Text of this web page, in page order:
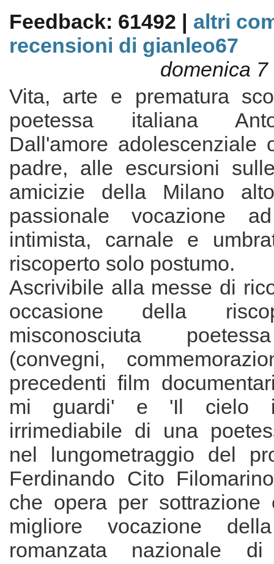
Feedback: 61492 | altri
recensioni di gianleo67
domenica
Vita, arte e prematura
poetessa italiana
Dall'amore adolescenziale
padre, alle escursioni
amicizie della Milano
passionale vocazione
intimista, carnale e
riscoperto solo postumo.
Ascrivibile alla messe di
occasione della
misconosciuta
(convegni,
precedenti film
mi guardi' e 'Il cielo
irrimediabile di una
nel lungometraggio del
Ferdinando Cito
che opera per sottrazione
migliore vocazione
romanzata nazionale di